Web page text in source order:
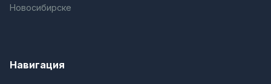
Новосибирске
Навигация